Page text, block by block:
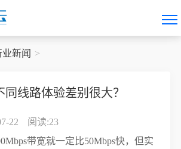
业新闻
线路体验差别很大？
22
阅读:23
带宽就一定比50Mbps快，但实